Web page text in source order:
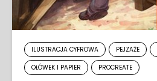
ILUSTRACJA CYFROWA PEJZAŻE
OŁÓWEK I PAPIER
PROCREATE